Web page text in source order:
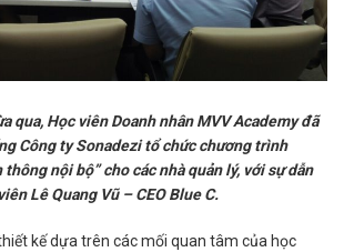
qua, Học viên Doanh nhân MVV Academy đã
Công ty Sonadezi tổ chức chương trình
nội bộ” cho các nhà quản lý, với sự dẫn
Lê Quang Vũ – CEO Blue C.
kế dựa trên các mối quan tâm của học